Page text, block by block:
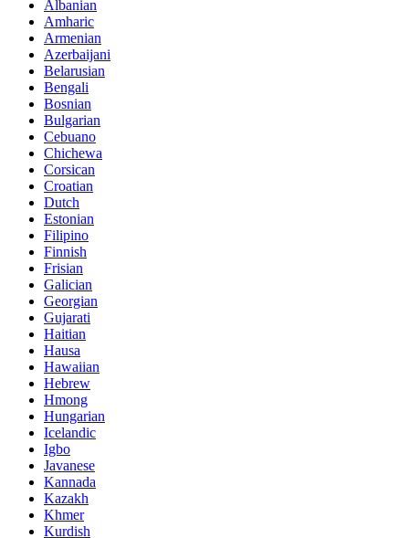
Albanian
Amharic
Armenian
Azerbaijani
Belarusian
Bengali
Bosnian
Bulgarian
Cebuano
Chichewa
Corsican
Croatian
Dutch
Estonian
Filipino
Finnish
Frisian
Galician
Georgian
Gujarati
Haitian
Hausa
Hawaiian
Hebrew
Hmong
Hungarian
Icelandic
Igbo
Javanese
Kannada
Kazakh
Khmer
Kurdish